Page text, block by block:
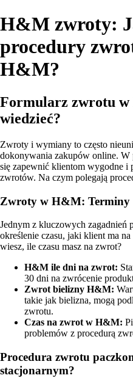
H&M zwroty:
procedury
H&M?
Formularz zwrotu
wiedzieć?
Zwroty i wymiany to często
dokonywania zakupów online.
się zapewnić klientom wygodne i
zwrotów. Na czym polegają
Zwroty w H&M: Terminy
Jednym z kluczowych
określenie czasu, jaki klient ma
wiesz, ile czasu masz na zwrot?
H&M ile dni na zwrot:
30 dni na zwrócenie
Zwrot bielizny H&M:
takie jak bielizna, mogą
zwrotu.
Czas na zwrot w H&M:
problemów z procedurą
Procedura zwrotu
stacjonarnym?